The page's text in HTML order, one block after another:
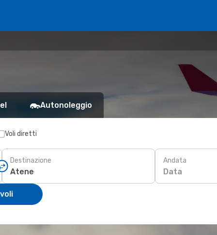
Autonoleggio
Voli diretti
Destinazione Andata
Data